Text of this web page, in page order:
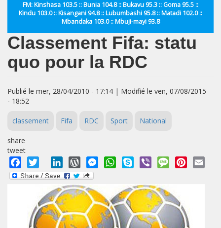
FM: Kinshasa 103.5 :: Bunia 104.8 :: Bukavu 95.3 :: Goma 95.5 ::
Kindu 103.0 :: Kisangani 94.8 :: Lubumbashi 95.8 :: Matadi 102.0 ::
Mbandaka 103.0 :: Mbuji-mayi 93.8
Classement Fifa: statu
quo pour la RDC
Publié le mer, 28/04/2010 - 17:14 | Modifié le ven, 07/08/2015
- 18:52
classement Fifa RDC Sport National
share
tweet
Facebook
Twitter LinkedInWordPressMessengerWhatsApp
Skype Viber MessagePinterest